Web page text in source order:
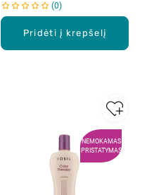
Pridėti į krepšelį
0
NEMOKAMAS
PRISTATYMAS